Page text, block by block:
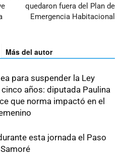
quedaron fuera del Plan de
Emergencia Habitacional
Más del autor
para suspender la Ley
años: diputada Paulina
que norma impactó en el
esta jornada el Paso